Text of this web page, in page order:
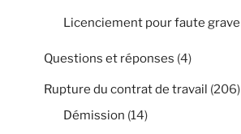
Licenciement pour faute grave
Questions et réponses (4)
Rupture du contrat de travail (206)
Démission (14)